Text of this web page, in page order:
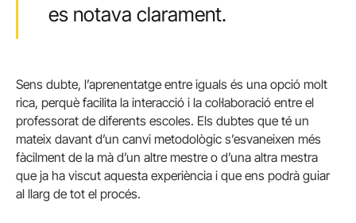
es notava clarament.
Sens dubte, l’aprenentatge entre iguals és una opció molt
rica, perquè facilita la interacció i la col·laboració entre el
professorat de diferents escoles. Els dubtes que té un
mateix davant d’un canvi metodològic s’esvaneixen més
fàcilment de la mà d’un altre mestre o d’una altra mestra
que ja ha viscut aquesta experiència i que ens podrà guiar
al llarg de tot el procés.